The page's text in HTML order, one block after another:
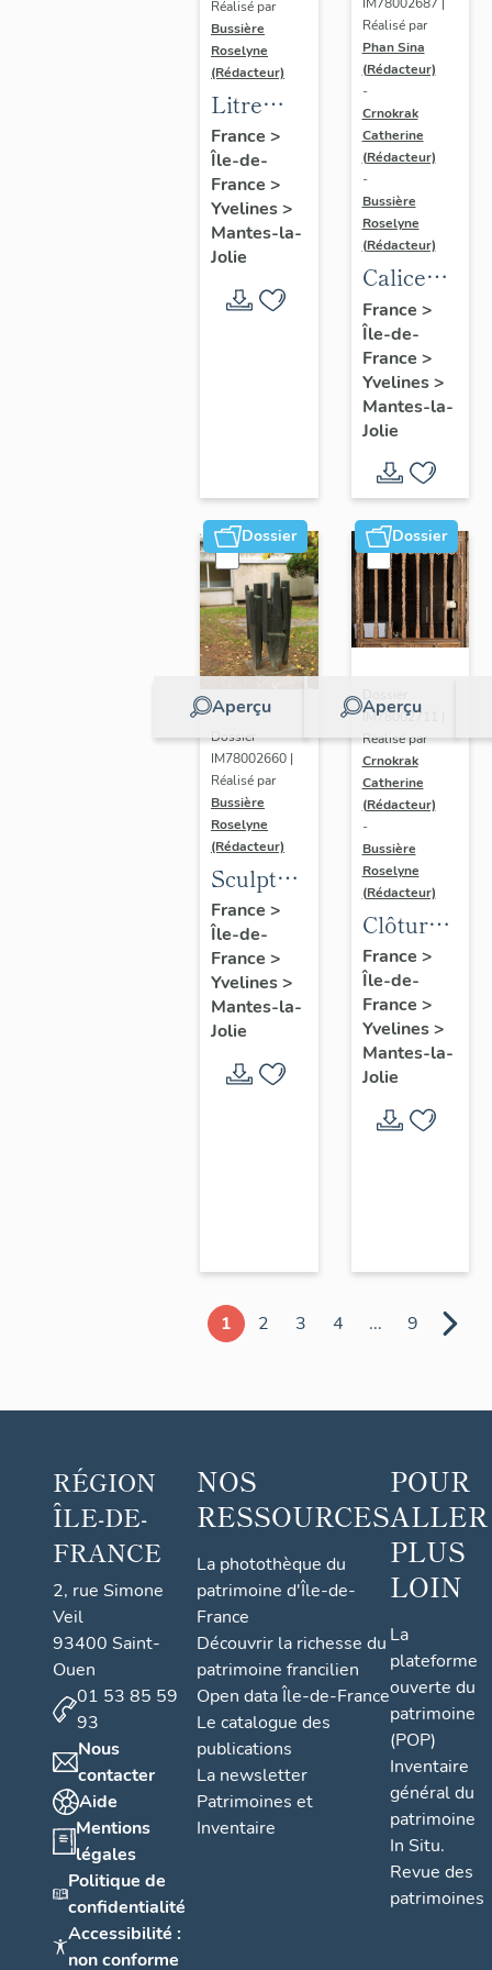
Réalisé par
Bussière
Roselyne
(Rédacteur)
Litre
funéraire
du
prince
de Conti
France >
Île-de-
France >
Yvelines>
Mantes-la-
Jolie
Réalisé par
Phan Sina
(Rédacteur)
-
Crnokrak
Catherine
(Rédacteur)
-
Bussière
Roselyne
(Rédacteur)
Calice
n°2 et sa
patène
France >
Île-de-
France >
Yvelines>
Mantes-la-
Jolie
Dossier
Aperçu
Dossier
IM78002660 |
Réalisé par
Bussière
Roselyne
(Rédacteur)
Sculpture
: la
Ronde
France >
Île-de-
France >
Yvelines>
Mantes-la-
Jolie
Dossier
Aperçu
IM78002711 |
Réalisé par
Crnokrak
Catherine
(Rédacteur)
-
Bussière
Roselyne
(Rédacteur)
Clôture
de
chœur
France >
Île-de-
France >
Yvelines>
Mantes-la-
Jolie
1 2 3 4 ... 9
RÉGION
ÎLE-DE-
FRANCE
2, rue Simone
Veil
93400 Saint-
Ouen
01 53 85 59
93
Nous
contacter
Aide
Mentions
légales
Politique de
confidentialité
Accessibilité :
non conforme
NOS
RESSOURCES
La photothèque du
patrimoine d'Île-de-
France
Découvrir la richesse du
patrimoine francilien
Open data Île-de-France
Le catalogue des
publications
La newsletter
Patrimoines et
Inventaire
POUR
ALLER
PLUS
LOIN
La
plateforme
ouverte du
patrimoine
(POP)
Inventaire
général du
patrimoine
In Situ.
Revue des
patrimoines